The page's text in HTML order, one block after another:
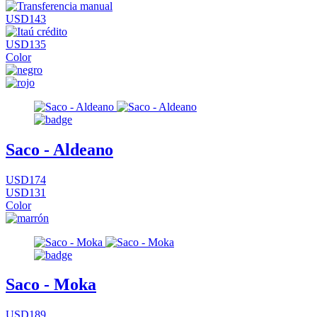
USD143
USD135
Color
Saco - Aldeano
USD174
USD131
Color
Saco - Moka